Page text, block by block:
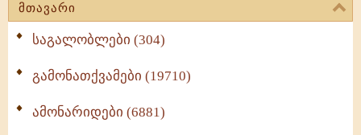
მთავარი
საგალობლები (304)
გამონათქვამები (19710)
ამონარიდები (6881)